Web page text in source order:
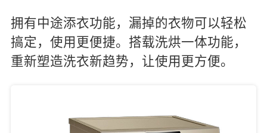
拥有中途添衣功能，漏掉的衣物可以轻松
搞定，使用更便捷。搭载洗烘一体功能，
重新塑造洗衣新趋势，让使用更方便。